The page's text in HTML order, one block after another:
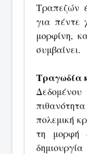
Τραπεζών
για πέντε
μορφίνη,
συμβαίνει.
Τραγωδία
πολεμική
τη μορφή